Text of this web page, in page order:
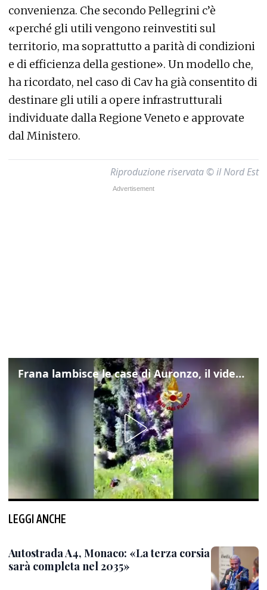
convenienza. Che secondo Pellegrini c’è
«perché gli utili vengono reinvestiti sul
territorio, ma soprattutto a parità di condizioni
e di efficienza della gestione». Un modello che,
ha ricordato, nel caso di Cav ha già consentito di
destinare gli utili a opere infrastrutturali
individuate dalla Regione Veneto e approvate
dal Ministero.
Riproduzione riservata © il Nord Est
Frana lambisce le case di Auronzo, il video dall'elicottero dei vigili del fuoco
LEGGI ANCHE
Autostrada A4, Monaco: «La terza corsia
sarà completa nel 2035»